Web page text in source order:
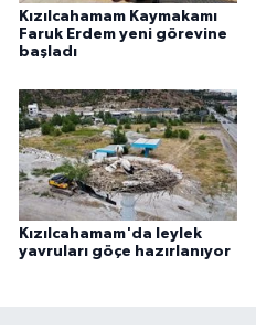
Kızılcahamam Kaymakamı
Faruk Erdem yeni görevine
başladı
Kızılcahamam'da leylek
yavruları göçe hazırlanıyor